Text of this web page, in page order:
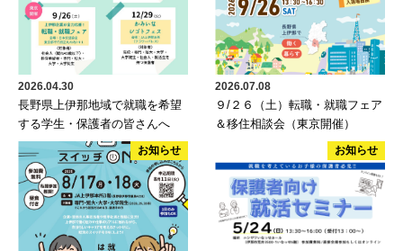
2026.04.30
長野県上伊那地域で就職を希望
する学生・保護者の皆さんへ
2026.07.08
９/２６（土）転職・就職フェア
＆移住相談会（東京開催）
お知らせ お知らせ